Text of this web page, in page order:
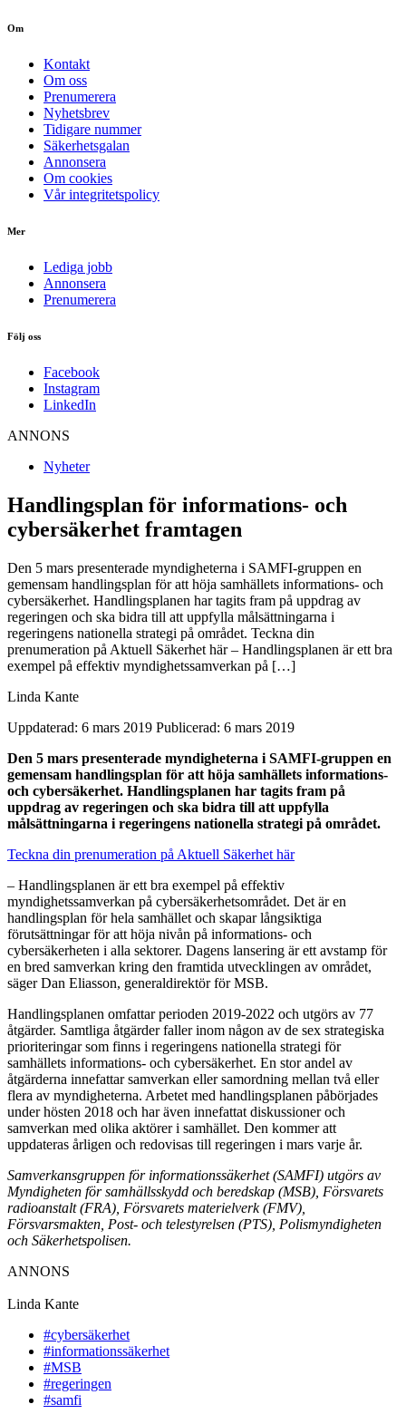
Om
Kontakt
Om oss
Prenumerera
Nyhetsbrev
Tidigare nummer
Säkerhetsgalan
Annonsera
Om cookies
Vår integritetspolicy
Mer
Lediga jobb
Annonsera
Prenumerera
Följ oss
Facebook
Instagram
LinkedIn
ANNONS
Nyheter
Handlingsplan för informations- och
cybersäkerhet framtagen
Den 5 mars presenterade myndigheterna i SAMFI-gruppen en
gemensam handlingsplan för att höja samhällets informations- och
cybersäkerhet. Handlingsplanen har tagits fram på uppdrag av
regeringen och ska bidra till att uppfylla målsättningarna i
regeringens nationella strategi på området. Teckna din
prenumeration på Aktuell Säkerhet här – Handlingsplanen är ett bra
exempel på effektiv myndighetssamverkan på […]
Linda Kante
Uppdaterad: 6 mars 2019 Publicerad: 6 mars 2019
Den 5 mars presenterade myndigheterna i SAMFI-gruppen en
gemensam handlingsplan för att höja samhällets informations-
och cybersäkerhet. Handlingsplanen har tagits fram på
uppdrag av regeringen och ska bidra till att uppfylla
målsättningarna i regeringens nationella strategi på området.
Teckna din prenumeration på Aktuell Säkerhet här
– Handlingsplanen är ett bra exempel på effektiv
myndighetssamverkan på cybersäkerhetsområdet. Det är en
handlingsplan för hela samhället och skapar långsiktiga
förutsättningar för att höja nivån på informations- och
cybersäkerheten i alla sektorer. Dagens lansering är ett avstamp för
en bred samverkan kring den framtida utvecklingen av området,
säger Dan Eliasson, generaldirektör för MSB.
Handlingsplanen omfattar perioden 2019-2022 och utgörs av 77
åtgärder. Samtliga åtgärder faller inom någon av de sex strategiska
prioriteringar som finns i regeringens nationella strategi för
samhällets informations- och cybersäkerhet. En stor andel av
åtgärderna innefattar samverkan eller samordning mellan två eller
flera av myndigheterna. Arbetet med handlingsplanen påbörjades
under hösten 2018 och har även innefattat diskussioner och
samverkan med olika aktörer i samhället. Den kommer att
uppdateras årligen och redovisas till regeringen i mars varje år.
Samverkansgruppen för informationssäkerhet (SAMFI) utgörs av
Myndigheten för samhällsskydd och beredskap (MSB), Försvarets
radioanstalt (FRA), Försvarets materielverk (FMV),
Försvarsmakten, Post- och telestyrelsen (PTS), Polismyndigheten
och Säkerhetspolisen.
ANNONS
Linda Kante
#cybersäkerhet
#informationssäkerhet
#MSB
#regeringen
#samfi